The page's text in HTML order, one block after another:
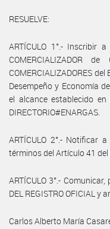
RESUELVE:
ARTÍCULO 1°.- Inscribir
COMERCIALIZADOR
COMERCIALIZADORES
Desempeño y Economía
el alcance establecido en
DIRECTORIO#ENARGAS.
ARTÍCULO 2°.- Notificar
términos del Artículo 41 del
ARTÍCULO 3°.-
DEL REGISTRO OFICIAL y
Carlos Alberto María